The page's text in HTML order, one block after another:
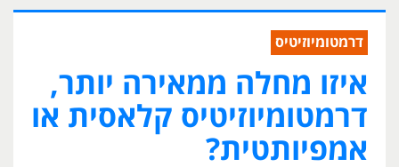
דרמטומיוזיטיס
איזו מחלה ממאירה יותר,
דרמטומיוזיטיס קלאסית או
אמפיותטית?